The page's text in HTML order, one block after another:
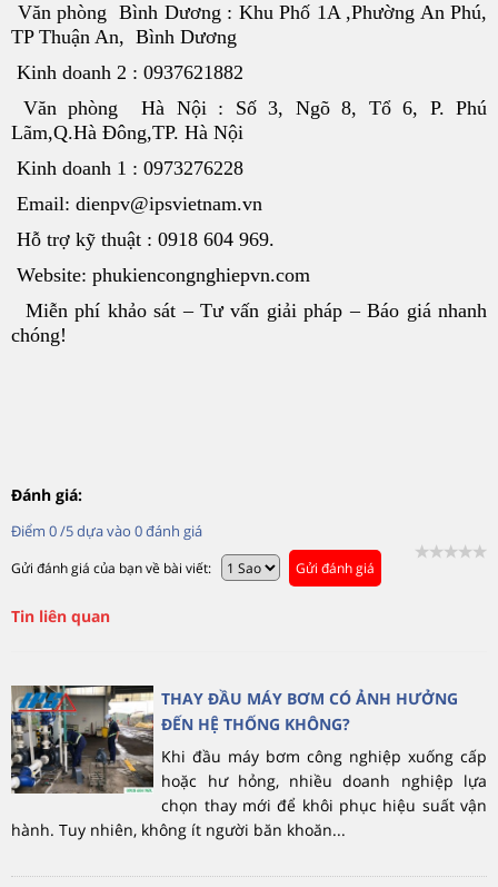
Văn phòng Bình Dương : Khu Phố 1A ,Phường An Phú,
TP Thuận An, Bình Dương
Kinh doanh 2 : 0937621882
Văn phòng Hà Nội : Số 3, Ngõ 8, Tổ 6, P. Phú
Lãm,Q.Hà Đông,TP. Hà Nội
Kinh doanh 1 : 0973276228
Email: dienpv@ipsvietnam.vn
Hỗ trợ kỹ thuật : 0918 604 969.
Website: phukiencongnghiepvn.com
Miễn phí khảo sát – Tư vấn giải pháp – Báo giá nhanh
chóng!
Đánh giá:
Điểm 0/5 dựa vào 0đánh giá
Gửi đánh giá của bạn về bài viết: Gửi đánh giá
Tin liên quan
THAY ĐẦU MÁY BƠM CÓ ẢNH HƯỞNG
ĐẾN HỆ THỐNG KHÔNG?
Khi đầu máy bơm công nghiệp xuống cấp
hoặc hư hỏng, nhiều doanh nghiệp lựa
chọn thay mới để khôi phục hiệu suất vận
hành. Tuy nhiên, không ít người băn khoăn...